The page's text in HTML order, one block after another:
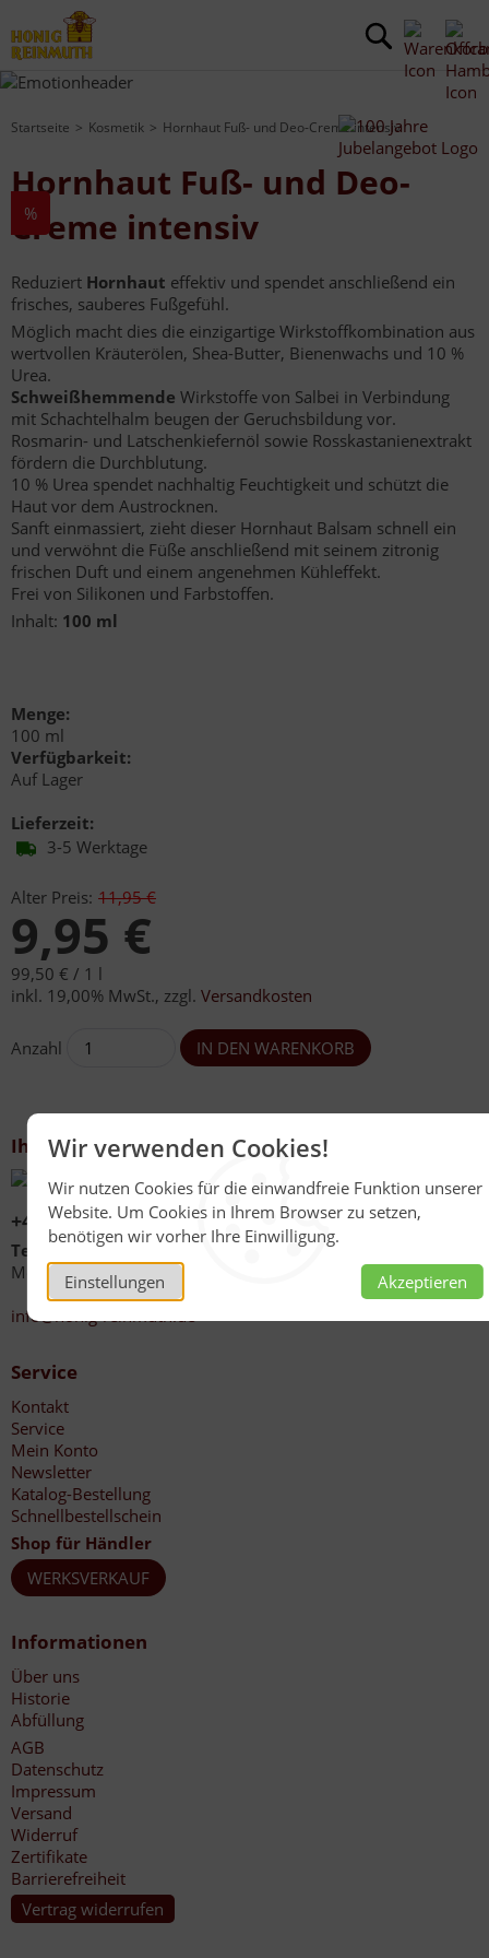
Wir verwenden Cookies!
Wir nutzen Cookies für die einwandfreie Funktion unserer
Website. Um Cookies in Ihrem Browser zu setzen,
benötigen wir vorher Ihre Einwilligung.
Einstellungen Akzeptieren
Startseite Kosmetik Hornhaut Fuß- und Deo-Creme intensiv
%
Hornhaut Fuß- und Deo-
Creme intensiv
Reduziert Hornhaut effektiv und spendet anschließend ein
frisches, sauberes Fußgefühl.
Möglich macht dies die einzigartige Wirkstoffkombination aus
wertvollen Kräuterölen, Shea-Butter, Bienenwachs und 10 %
Urea.
Schweißhemmende Wirkstoffe von Salbei in Verbindung
mit Schachtelhalm beugen der Geruchsbildung vor.
Rosmarin- und Latschenkiefernöl sowie Rosskastanienextrakt
fördern die Durchblutung.
10 % Urea spendet nachhaltig Feuchtigkeit und schützt die
Haut vor dem Austrocknen.
Sanft einmassiert, zieht dieser Hornhaut Balsam schnell ein
und verwöhnt die Füße anschließend mit seinem zitronig
frischen Duft und einem angenehmen Kühleffekt.
Frei von Silikonen und Farbstoffen.
Inhalt: 100 ml
Menge:
100 ml
Verfügbarkeit:
Auf Lager
Lieferzeit:
3-5 Werktage
Alter Preis: 11,95 €
9,95 €
99,50 € / 1 l
inkl. 19,00% MwSt., zzgl. Versandkosten
Anzahl
Ihr Kontakt zu uns
+49 (0)6267 1021
Telefonzeiten
Mo - Fr 08:00 - 12:00 Uhr
13:30 - 17:00 Uhr
info@honig-reinmuth.de
Service
Kontakt
Service
Mein Konto
Newsletter
Katalog-Bestellung
Schnellbestellschein
Shop für Händler
WERKSVERKAUF
Informationen
Über uns
Historie
Abfüllung
AGB
Datenschutz
Impressum
Versand
Widerruf
Zertifikate
Barrierefreiheit
Vertrag widerrufen